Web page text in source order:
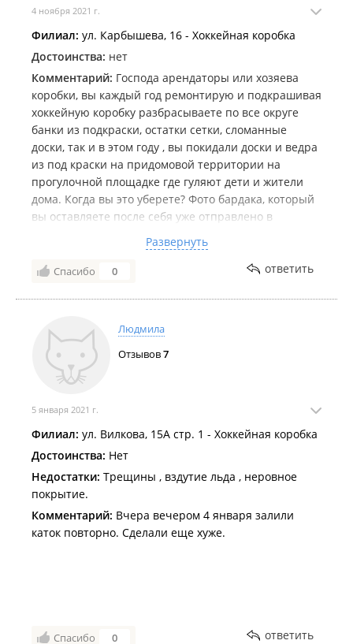
4 ноября 2021 г.
Филиал: ул. Карбышева, 16 - Хоккейная коробка
Достоинства: нет
Комментарий: Господа арендаторы или хозяева
коробки, вы каждый год ремонтирую и подкрашивая
хоккейную коробку разбрасываете по все округе
банки из подкраски, остатки сетки, сломанные
доски, так и в этом году , вы покидали доски и ведра
из под краски на придомовой территории на
прогулочной площадке где гуляют дети и жители
дома. Когда вы это уберете? Фото бардака, который
вы оставляете после себя уже отправлено в
время вы не уберете за собой все , такие фото будут
отправлены по Госуслугам в Москву на контроль
Развернуть
Спасибо 0 ответить
Людмила
Отзывов7
5 января 2021 г.
Филиал: ул. Вилкова, 15А стр. 1 - Хоккейная коробка
Достоинства: Нет
Недостатки: Трещины , вздутие льда , неровное
покрытие.
Комментарий: Вчера вечером 4 января залили
каток повторно. Сделали еще хуже.
Спасибо 0 ответить